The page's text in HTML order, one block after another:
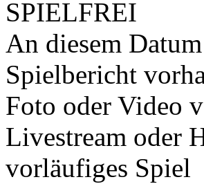
SPIELFREI
An diesem
Spielbericht
Foto oder Video
Livestream oder
vorläufiges Spiel